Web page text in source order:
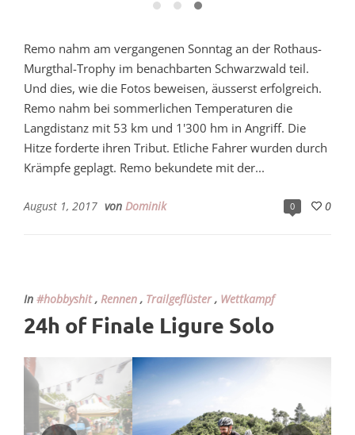
Remo nahm am vergangenen Sonntag an der Rothaus-
Murgthal-Trophy im benachbarten Schwarzwald teil.
Und dies, wie die Fotos beweisen, äusserst erfolgreich.
Remo nahm bei sommerlichen Temperaturen die
Langdistanz mit 53 km und 1'300 hm in Angriff. Die
Hitze forderte ihren Tribut. Etliche Fahrer wurden durch
Krämpfe geplagt. Remo bekundete mit der...
0 0
August 1, 2017 von Dominik
In #hobbyshit, Rennen , Trailgeflüster, Wettkampf
24h of Finale Ligure Solo